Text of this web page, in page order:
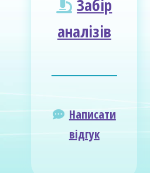
Забір
аналізів
Написати
відгук